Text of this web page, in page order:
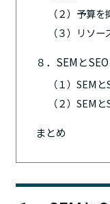
（２）予算
（３）リソ
８．SEMと
（１）SEM
（２）SEM
まとめ